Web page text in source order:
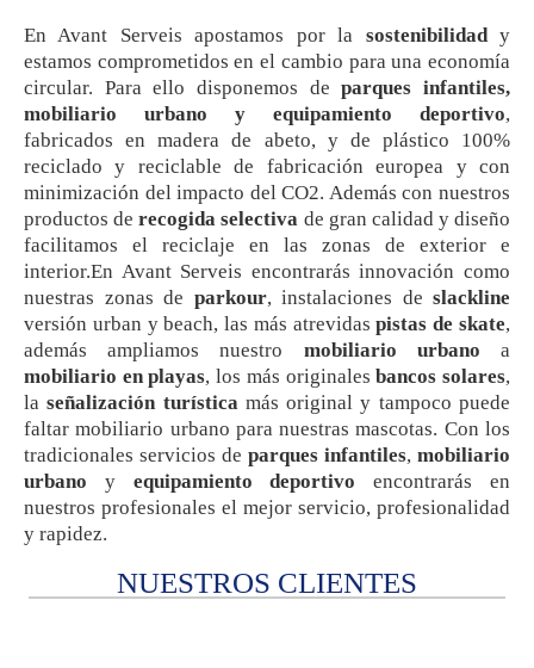
En Avant Serveis apostamos por la sostenibilidady
estamos comprometidos en el cambio para una economía
circular. Para ello disponemos deparques infantiles,
mobiliario urbano y equipamiento deportivo,
fabricados en madera de abeto, y de plástico 100%
reciclado y reciclable de fabricación europea y con
minimización del impacto del CO2. Además con nuestros
productos derecogida selectiva de gran calidad y diseño
facilitamos el reciclaje en las zonas de exterior e
interior.En Avant Serveis encontrarás innovación como
nuestras zonas de parkour, instalaciones de slackline
versión urban y beach, las más atrevidaspistas de skate,
además ampliamos nuestro mobiliario urbano a
mobiliario en playas, los más originalesbancos solares,
laseñalización turísticamás original y tampoco puede
faltar mobiliario urbano para nuestras mascotas. Con los
tradicionales servicios de parques infantiles, mobiliario
urbano y equipamiento deportivo encontrarás en
nuestros profesionales el mejor servicio, profesionalidad
y rapidez.
NUESTROS CLIENTES